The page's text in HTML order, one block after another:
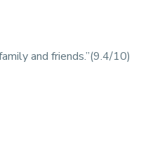
and friends.”(9.4/10)